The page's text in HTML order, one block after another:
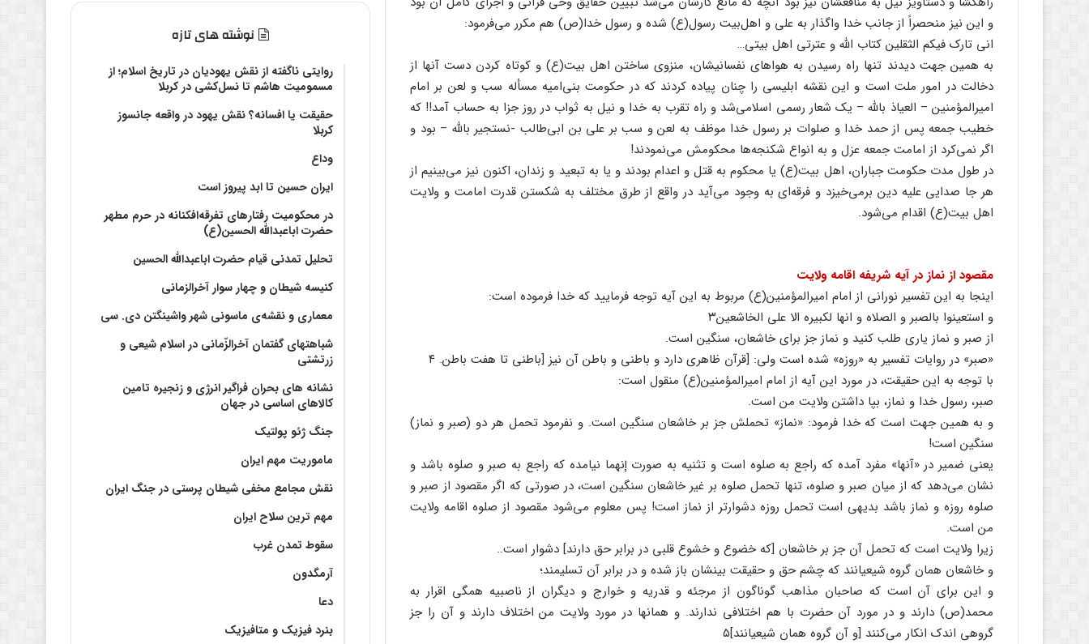
و این نیز منحصراً از جانب خدا واگذار به علی و اهل‌بیت رسول(ع) شده و رسول خدا(ص) هم مکرر می‌فرمود:
انی تارک فیکم الثقلین کتاب الله و عترتی اهل بیتی…
به همین جهت دیدند تنها راه رسیدن به هواهای نفسانیشان، منزوی ساختن اهل‌ بیت(ع) و کوتاه کردن دست آنها از
دخالت در امور ملت است و این نقشه ابلیسی را چنان پیاده کردند که در حکومت بنی‌امیه مسأله سب و لعن بر امام
امیرالمؤمنین – العیاذ بالله – یک شعار رسمی اسلامی‌شد و راه تقرب به خدا و نیل به ثواب در روز جزا به حساب آمد!! که
خطیب جمعه پس از حمد خدا و صلوات بر رسول خدا موظف به لعن و سب بر علی بن ابی‌طالب -نستجیر بالله – بود و
اگر نمی‌کرد از امامت جمعه عزل و به انواع شکنجه‌ها محکومش می‌نمودند!
در طول مدت حکومت جباران، اهل بیت(ع) یا محکوم به قتل و اعدام بودند و یا به تبعید و زندان، اکنون نیز می‌بینیم از
هر جا صدایی علیه دین بر‌می‌خیزد و فرقه‌ای به وجود می‌آید در واقع از طرق مختلف به شکستن قدرت امامت و ولایت
اهل بیت(ع) اقدام می‌شود.
مقصود از نماز در آیه شریفه اقامه ولایت
اینجا به این تفسیر نورانی از امام امیرالمؤمنین(ع) مربوط به این آیه توجه فرمایید که خدا فرموده است:
و استعینوا بالصبر و الصلاه و انها لکبیره الا علی الخاشعین۳
از صبر و نماز یاری طلب کنید و نماز جز برای خاشعان، سنگین است.
«صبر» در روایات تفسیر به «روزه» شده است ولی: [قرآن ظاهری دارد و باطنی و باطن آن نیز [باطنی تا هفت باطن. ۴
با توجه به این حقیقت، در مورد این آیه از امام امیرالمؤمنین(ع) منقول است:
صبر، رسول خدا و نماز، بپا داشتن ولایت من است.
و به همین جهت است که خدا فرمود: «نماز» تحملش جز بر خاشعان سنگین است. و نفرمود تحمل هر دو (صبر و نماز)
سنگین است!
یعنی ضمیر در «آنها» مفرد آمده که راجع به صلوه است و تثنیه به صورت إنهما نیامده که راجع به صبر و صلوه باشد و
نشان می‌دهد که از میان صبر و صلوه، تنها تحمل صلوه بر غیر خاشعان سنگین است، در صورتی که اگر مقصود از صبر و
صلوه روزه و نماز باشد بدیهی است تحمل روزه دشوارتر از نماز است! پس معلوم می‌شود مقصود از صلوه اقامه ولایت
من است.
زیرا ولایت است که تحمل آن جز بر خاشعان [که خضوع و خشوع قلبی در برابر حق دارند] دشوار است..
و خاشعان همان گروه شیعیانند که چشم حق و حقیقت بینشان باز شده و در برابر آن تسلیمند؛
و این برای آن است که صاحبان مذاهب گوناگون از مرجئه و قدریه و خوارج و دیگران از ناصبیه همگی اقرار به
محمد(ص) دارند و در مورد آن حضرت با هم اختلافی ندارند. و همانها در مورد ولایت من اختلاف دارند و آن را جز
گروهی اندک انکار می‌کنند [و آن گروه همان شیعیانند]۵
نوشته های تازه
روایتی ناگفته از نقش یهودیان در تاریخ اسلام؛ از
مسمومیت هاشم تا نسل‌کشی در کربلا
حقیقت یا افسانه؟‌ نقش یهود در واقعه جانسوز
کربلا
وداع
ایران حسین تا ابد پیروز است
در محکومیت رفتارهای تفرقه‌افکنانه در حرم مطهر
حضرت اباعبدالله الحسین(ع)
تحلیل تمدنی قیام حضرت اباعبدالله الحسین
کنیسه شیطان و چهار سوار آخرالزمانی
معماری و نقشه‌ی ماسونی شهر واشينگتن دی. سی
شباهتهای گفتمان آخر‌الزّمانی در اسلام شیعی و
زرتشتی
نشانه های بحران فراگیر انرژی و زنجیره تامین
کالاهای اساسی در جهان
جنگ ژئو پولتیک
ماموریت مهم ایران
نقش مجامع مخفی شیطان پرستی در جنگ ایران
مهم ترین سلاح ایران
سقوط تمدن غرب
آرمگدون
دعا
بنرد فیزیک و متافیزیک